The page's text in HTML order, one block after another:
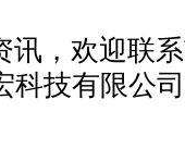
讯，欢迎联
科技有限公